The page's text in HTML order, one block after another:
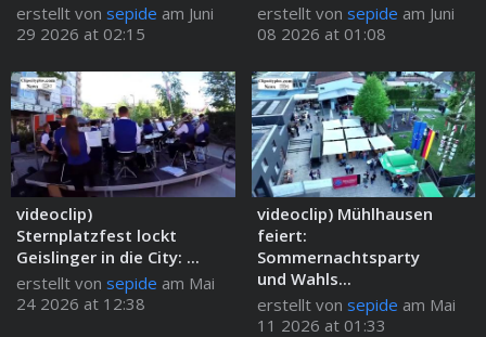
erstellt von sepide am Juni
29 2026 at 02:15
erstellt von sepide am Juni
08 2026 at 01:08
videoclip)
Sternplatzfest lockt
Geislinger in die City: ...
erstellt von sepide am Mai
24 2026 at 12:38
videoclip) Mühlhausen
feiert:
Sommernachtsparty
und Wahls...
erstellt von sepide am Mai
11 2026 at 01:33